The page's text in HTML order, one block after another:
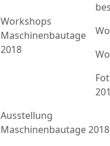
Workshops
Maschinenbautage
2018
Ausstellung
Maschinenbautage 2018